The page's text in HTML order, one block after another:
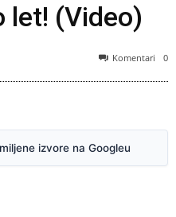
let! (Video)
Komentari 0
izvore na Googleu